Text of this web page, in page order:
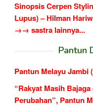
Sinopsis Cerpen
Lupus) – Hilman
→→ sastra lainnya...
Pantun
Pantun Melayu Jambi
“Rakyat Masih
Perubahan”, Pantun